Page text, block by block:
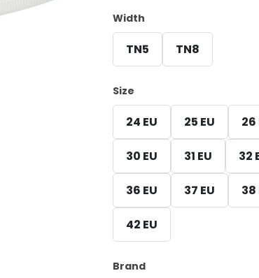
Width
TN5 TN8
Size
24 EU 25 EU 26
30 EU 31 EU 32
36 EU 37 EU 38
42 EU
Brand